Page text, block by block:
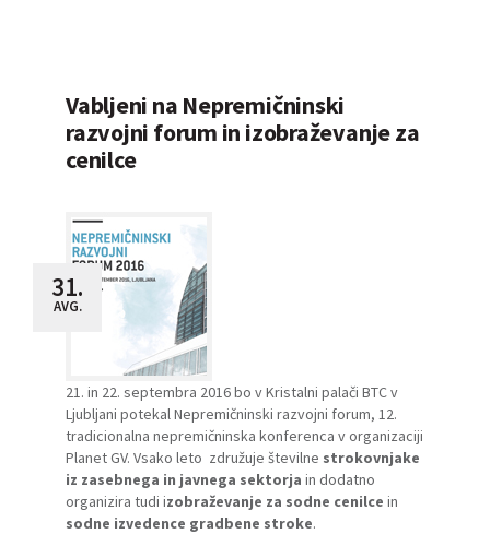
Vabljeni na Nepremičninski
razvojni forum in izobraževanje za
cenilce
31.
AVG.
21. in 22. septembra 2016 bo v Kristalni palači BTC v
Ljubljani potekalNepremičninski razvojni forum, 12.
tradicionalna nepremičninska konferenca v organizaciji
Planet GV. Vsako leto združuje številne strokovnjake
iz zasebnega in javnega sektorja in dodatno
organizira tudi izobraževanje za sodne cenilce in
sodne izvedence gradbene stroke.